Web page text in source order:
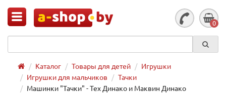
0
Каталог Товары для детей
Игрушки
Игрушки для мальчиков
Тачки
Машинки "Тачки" - Тех Динако и Маквин Динако